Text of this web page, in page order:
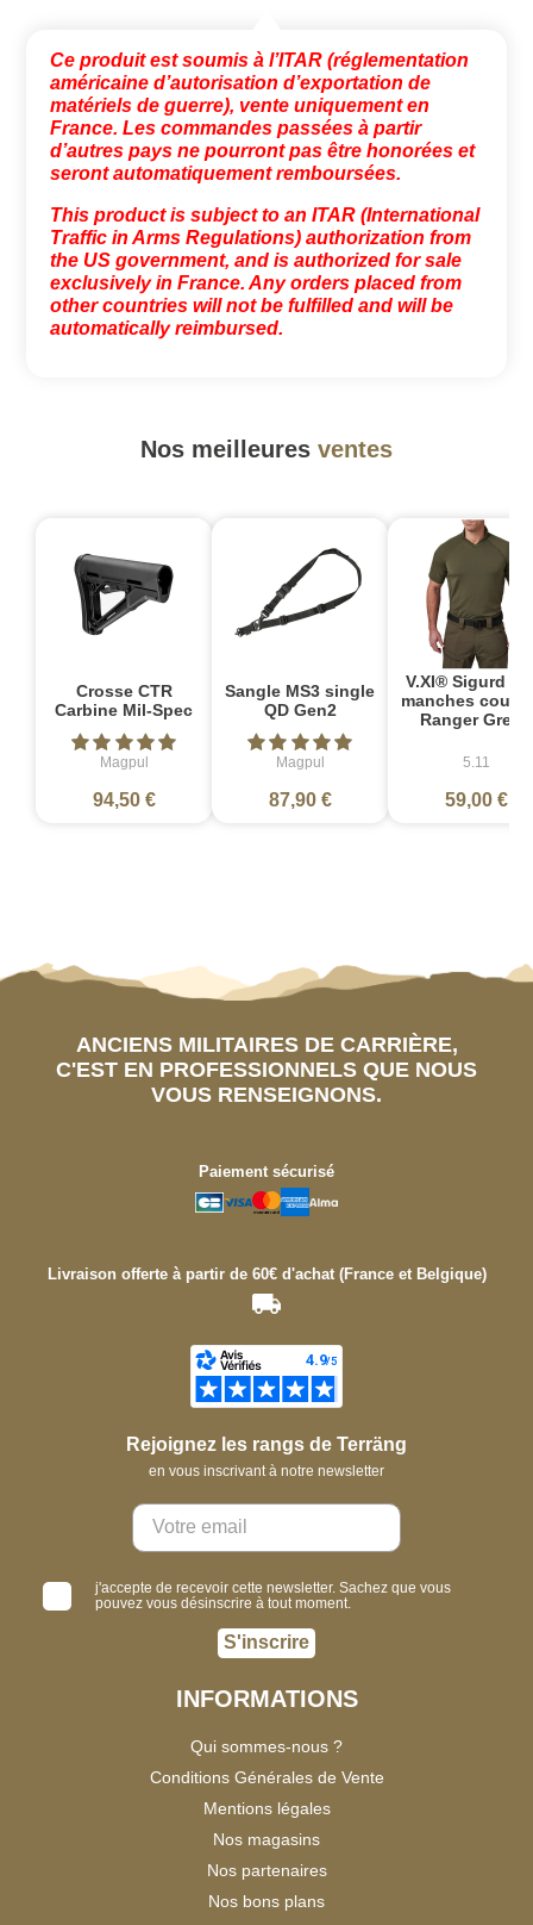
Ce produit est soumis à l’ITAR (réglementation
américaine d’autorisation d’exportation de
matériels de guerre), vente uniquement en
France. Les commandes passées à partir
d’autres pays ne pourront pas être honorées et
seront automatiquement remboursées.
This product is subject to an ITAR (International
Traffic in Arms Regulations) authorization from
the US government, and is authorized for sale
exclusively in France. Any orders placed from
other countries will not be fulfilled and will be
automatically reimbursed.
Nos meilleures ventes
Crosse CTR
Carbine Mil-Spec
Magpul
94,50 €
Sangle MS3 single
QD Gen2
Magpul
87,90 €
V.XI® Sigurd
manches
Ranger Green
5.11
59,00 €
ANCIENS MILITAIRES DE CARRIÈRE,
C'EST EN PROFESSIONNELS QUE NOUS
VOUS RENSEIGNONS.
Paiement sécurisé
Livraison offerte à partir de 60€ d'achat (France et Belgique)
Rejoignez les rangs de Terräng
en vous inscrivant à notre newsletter
j'accepte de recevoir cette newsletter. Sachez que vous
pouvez vous désinscrire à tout moment.
S'inscrire
INFORMATIONS
Qui sommes-nous ?
Conditions Générales de Vente
Mentions légales
Nos magasins
Nos partenaires
Nos bons plans